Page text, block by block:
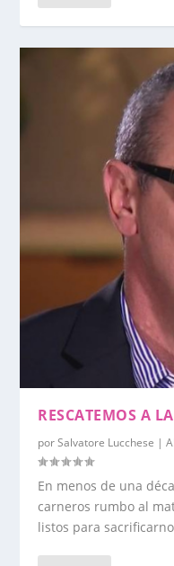
RESCATEMOS A
porSalvatore Lucchese |
En menos de una
carneros rumbo al
listos para